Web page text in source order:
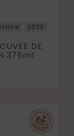
2023
DE
375ml